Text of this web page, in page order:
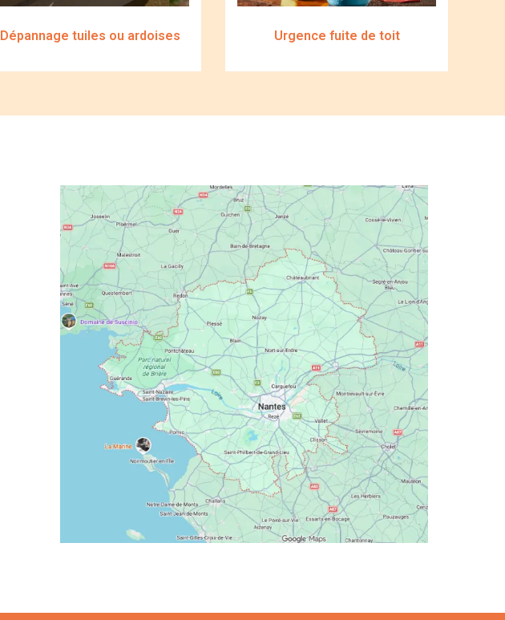
Dépannage tuiles ou ardoises Urgence fuite de toit